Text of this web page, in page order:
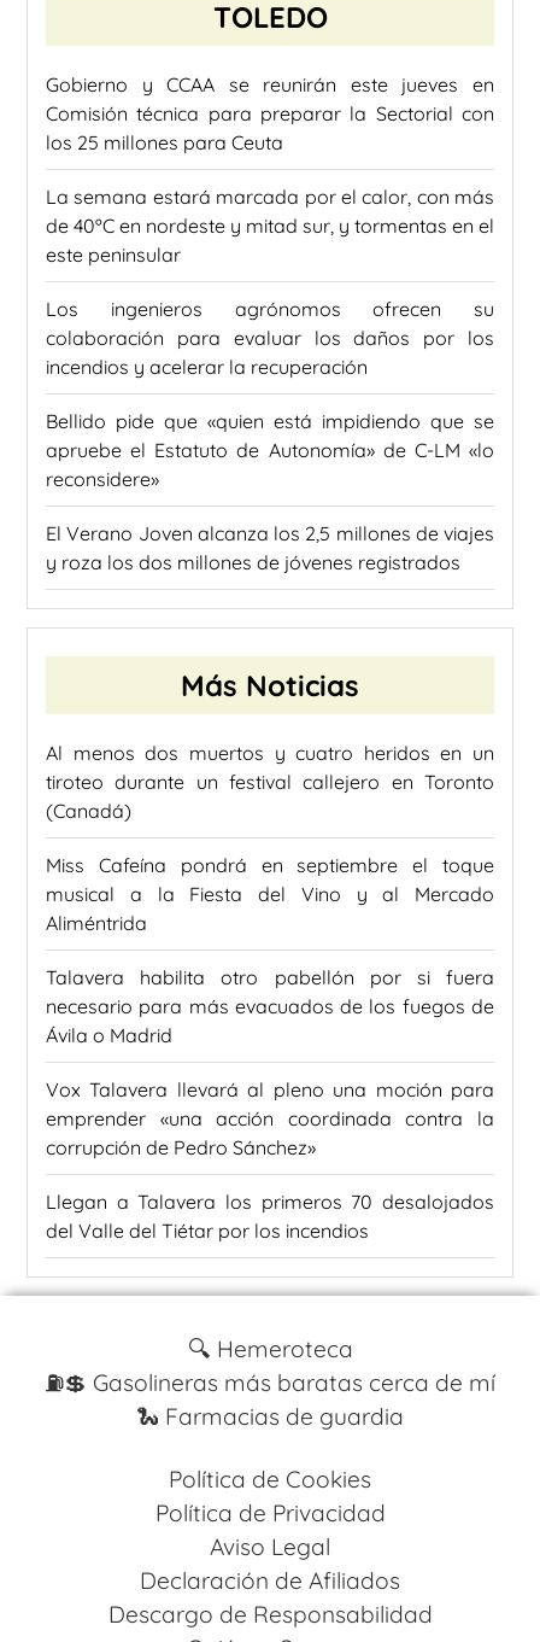
TOLEDO
Gobierno y CCAA se reunirán este jueves en
Comisión técnica para preparar la Sectorial con
los 25 millones para Ceuta
La semana estará marcada por el calor, con más
de 40ºC en nordeste y mitad sur, y tormentas en el
este peninsular
Los ingenieros agrónomos ofrecen su
colaboración para evaluar los daños por los
incendios y acelerar la recuperación
Bellido pide que «quien está impidiendo que se
apruebe el Estatuto de Autonomía» de C-LM «lo
reconsidere»
El Verano Joven alcanza los 2,5 millones de viajes
y roza los dos millones de jóvenes registrados
Más Noticias
Al menos dos muertos y cuatro heridos en un
tiroteo durante un festival callejero en Toronto
(Canadá)
Miss Cafeína pondrá en septiembre el toque
musical a la Fiesta del Vino y al Mercado
Aliméntrida
Talavera habilita otro pabellón por si fuera
necesario para más evacuados de los fuegos de
Ávila o Madrid
Vox Talavera llevará al pleno una moción para
emprender «una acción coordinada contra la
corrupción de Pedro Sánchez»
Llegan a Talavera los primeros 70 desalojados
del Valle del Tiétar por los incendios
🔍 Hemeroteca
⛽️💲 Gasolineras más baratas cerca de mí
🐍 Farmacias de guardia
Política de Cookies
Política de Privacidad
Aviso Legal
Declaración de Afiliados
Descargo de Responsabilidad